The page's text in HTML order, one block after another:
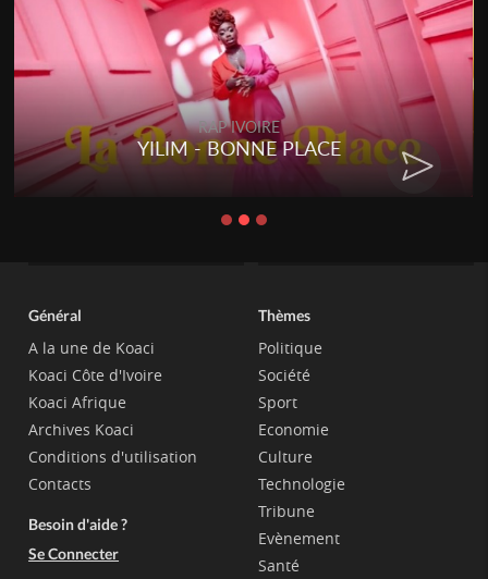
RAP IVOIRE
YILIM - BONNE PLACE
Général
A la une de Koaci
Koaci Côte d'Ivoire
Koaci Afrique
Archives Koaci
Conditions d'utilisation
Contacts
Besoin d'aide ?
Se Connecter
Thèmes
Politique
Société
Sport
Economie
Culture
Technologie
Tribune
Evènement
Santé